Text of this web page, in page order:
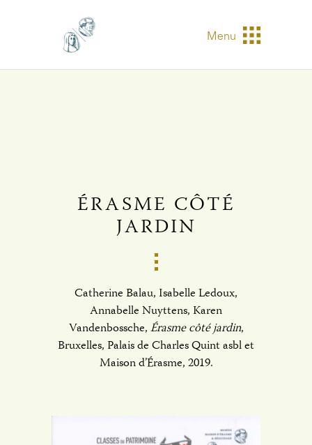
Menu
ÉRASME CÔTÉ
JARDIN
Catherine Balau, Isabelle Ledoux,
Annabelle Nuyttens, Karen
Vandenbossche,Érasme côté jardin,
Bruxelles, Palais de Charles Quint asbl et
Maison d’Érasme, 2019.